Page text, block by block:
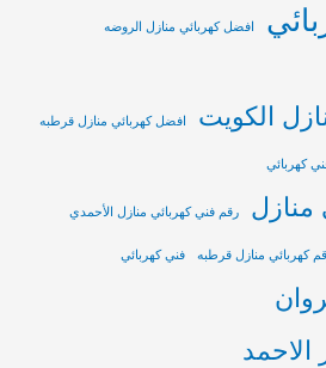
افضل كهربائي منازل الروضه
الكويت افضل كهربائي منازل قرطبه
كهربائي
منازل رقم فني كهربائي منازل الأحمدي
كهربائي منازل قرطبه فني كهربائي
الاحمد